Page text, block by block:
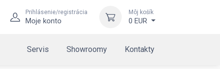
Prihlásenie/registrácia
Moje konto
Môj košík
0 EUR
Servis Showroomy Kontakty